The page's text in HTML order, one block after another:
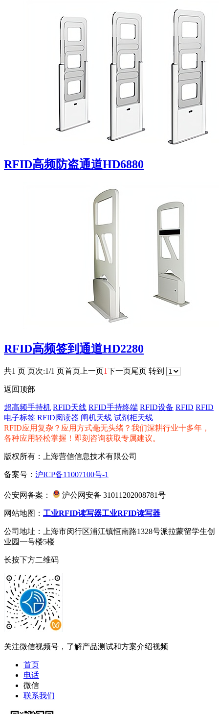
RFID高频防盗通道HD6880
RFID高频签到通道HD2280
共1 页 页次:1/1 页首页 上一页1下一页尾页 转到
返回顶部
超高频手持机 RFID天线 RFID手持终端 RFID设备 RFID RFID
电子标签 RFID阅读器 闸机天线 试剂柜天线
RFID应用复杂？应用方式毫无头绪？我们深耕行业十多年，
各种应用轻松掌握！即刻咨询获取专属建议。
版权所有：上海营信信息技术有限公司
备案号： 沪ICP备11007100号-1
公安网备案： 沪公网安备 31011202008781号
网站地图： 工业RFID读写器工业RFID读写器
公司地址：上海市闵行区浦江镇恒南路1328号派拉蒙留学生创
业园一号楼5楼
长按下方二维码
关注微信视频号，了解产品测试和方案介绍视频
首页
电话
微信
联系我们